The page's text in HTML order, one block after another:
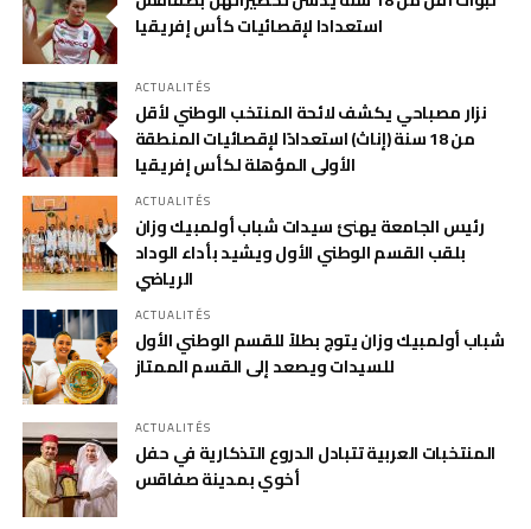
استعدادا لإقصائيات كأس إفريقيا
ACTUALITÉS
نزار مصباحي يكشف لائحة المنتخب الوطني لأقل
من 18 سنة (إناث) استعدادًا لإقصائيات المنطقة
الأولى المؤهلة لكأس إفريقيا
ACTUALITÉS
رئيس الجامعة يهنئ سيدات شباب أولمبيك وزان
بلقب القسم الوطني الأول ويشيد بأداء الوداد
الرياضي
ACTUALITÉS
شباب أولمبيك وزان يتوج بطلاً للقسم الوطني الأول
للسيدات ويصعد إلى القسم الممتاز
ACTUALITÉS
المنتخبات العربية تتبادل الدروع التذكارية في حفل
أخوي بمدينة صفاقس